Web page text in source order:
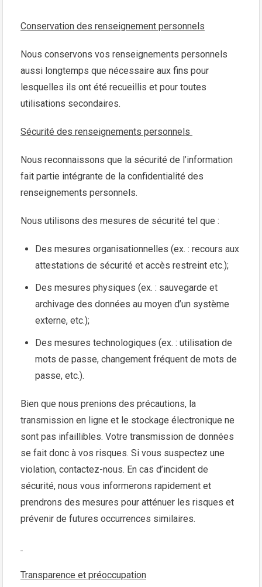
Conservation des renseignement personnels
Nous conservons vos renseignements personnels
aussi longtemps que nécessaire aux fins pour
lesquelles ils ont été recueillis et pour toutes
utilisations secondaires.
Sécurité des renseignements personnels
Nous reconnaissons que la sécurité de l’information
fait partie intégrante de la confidentialité des
renseignements personnels.
Nous utilisons des mesures de sécurité tel que :
Des mesures organisationnelles (ex. : recours aux
attestations de sécurité et accès restreint etc.);
Des mesures physiques (ex. : sauvegarde et
archivage des données au moyen d’un système
externe, etc.);
Des mesures technologiques (ex. : utilisation de
mots de passe, changement fréquent de mots de
passe, etc.).
Bien que nous prenions des précautions, la
transmission en ligne et le stockage électronique ne
sont pas infaillibles. Votre transmission de données
se fait donc à vos risques. Si vous suspectez une
violation, contactez-nous. En cas d’incident de
sécurité, nous vous informerons rapidement et
prendrons des mesures pour atténuer les risques et
prévenir de futures occurrences similaires.
Transparence et préoccupation